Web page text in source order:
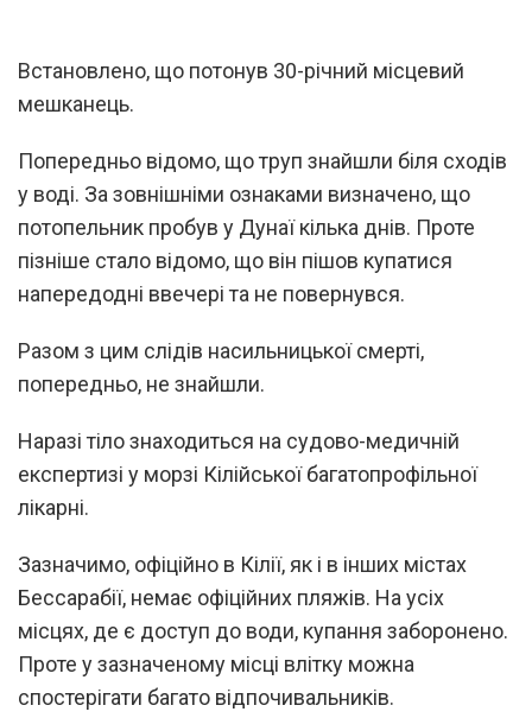
Встановлено, що потонув 30-річний місцевий
мешканець.
Попередньо відомо, що труп знайшли біля сходів
у воді. За зовнішніми ознаками визначено, що
потопельник пробув у Дунаї кілька днів. Проте
пізніше стало відомо, що він пішов купатися
напередодні ввечері та не повернувся.
Разом з цим слідів насильницької смерті,
попередньо, не знайшли.
Наразі тіло знаходиться на судово-медичній
експертизі у морзі Кілійської багатопрофільної
лікарні.
Зазначимо, офіційно в Кілії, як і в інших містах
Бессарабії, немає офіційних пляжів. На усіх
місцях, де є доступ до води, купання заборонено.
Проте у зазначеному місці влітку можна
спостерігати багато відпочивальників.